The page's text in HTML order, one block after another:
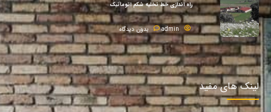
راه اندازی خط تخلیه شکم اتوماتیک
admin بدون دیدگاه
لینک های مفید